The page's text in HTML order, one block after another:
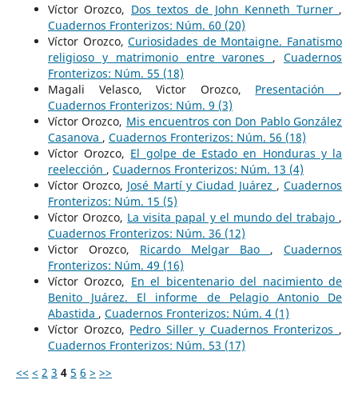
Víctor Orozco, Dos textos de John Kenneth Turner ,
Cuadernos Fronterizos: Núm. 60 (20)
Víctor Orozco,Curiosidades de Montaigne. Fanatismo
religioso y matrimonio entre varones ,Cuadernos
Fronterizos: Núm. 55 (18)
Magali Velasco, Victor Orozco, Presentación ,
Cuadernos Fronterizos: Núm. 9 (3)
Víctor Orozco, Mis encuentros con Don Pablo González
Casanova , Cuadernos Fronterizos: Núm. 56 (18)
Víctor Orozco, El golpe de Estado en Honduras y la
reelección , Cuadernos Fronterizos: Núm. 13 (4)
Víctor Orozco, José Martí y Ciudad Juárez ,Cuadernos
Fronterizos: Núm. 15 (5)
Víctor Orozco, La visita papal y el mundo del trabajo ,
Cuadernos Fronterizos: Núm. 36 (12)
Victor Orozco, Ricardo Melgar Bao ,Cuadernos
Fronterizos: Núm. 49 (16)
Víctor Orozco, En el bicentenario del nacimiento de
Benito Juárez. El informe de Pelagio Antonio De
Abastida , Cuadernos Fronterizos: Núm. 4 (1)
Víctor Orozco, Pedro Siller y Cuadernos Fronterizos ,
Cuadernos Fronterizos: Núm. 53 (17)
<< < 2 3 4 5 6 > >>